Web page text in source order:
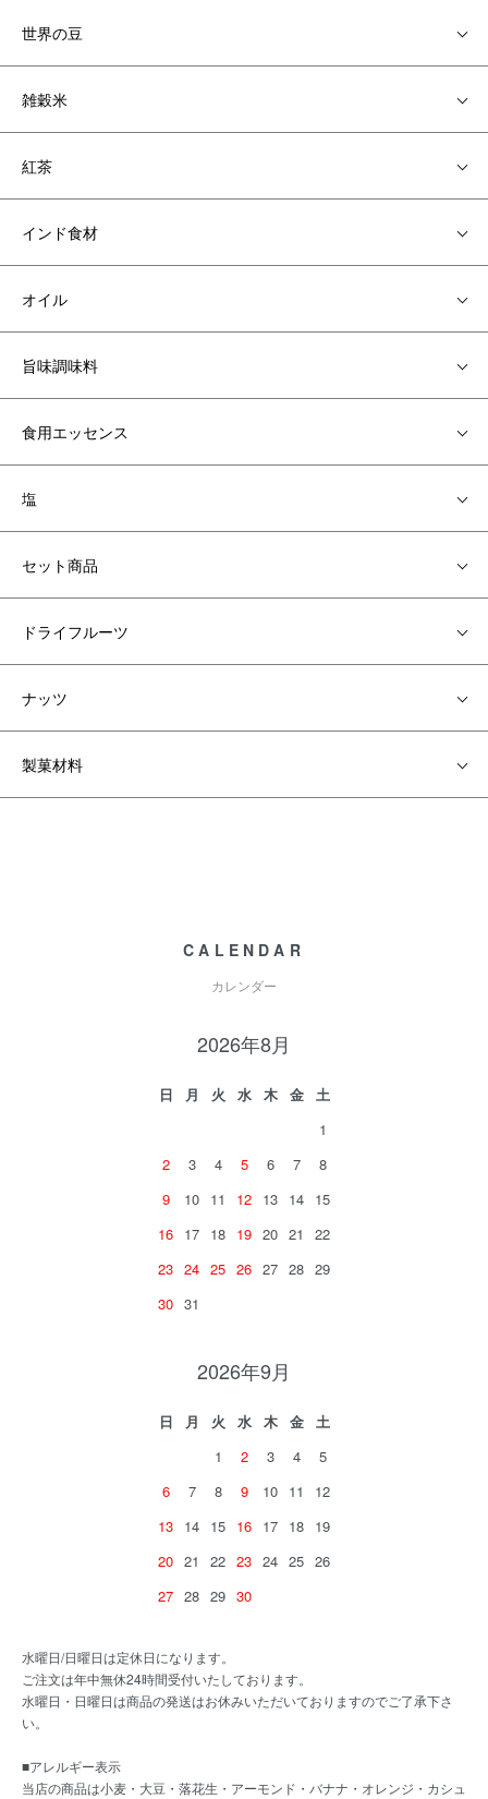
世界の豆
雑穀米
紅茶
インド食材
オイル
旨味調味料
食用エッセンス
塩
セット商品
ドライフルーツ
ナッツ
製菓材料
CALENDAR
カレンダー
2026年8月
日 月 火 水 木 金
土
1
2
3 4 5 6 7
8
9
10 11 12 13 14 15
16 17 18 19 20 21
22
23 24 25 26 27 28 29
30 31
2026年9月
日 月 火 水 木 金
土
1
2 3 4
5
6
7 8 9 10 11
12
13 14 15 16 17 18 19
20 21 22 23 24 25 26
27 28 29 30
水曜日/日曜日は定休日になります。
ご注文は年中無休24時間受付いたしております。
水曜日・日曜日は商品の発送はお休みいただいておりますのでご了承下さ
い。
■アレルギー表示
当店の商品は小麦・大豆・落花生・アーモンド・バナナ・オレンジ・カシュ